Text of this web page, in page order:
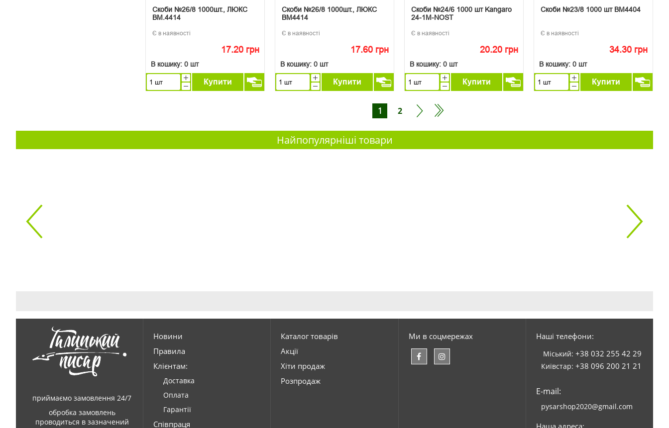
Скоби №26/8 1000шт., ЛЮКС
BM.4414
Є в наявності
17.20 грн
В кошику: 0 шт
Купити
Скоби №26/8 1000шт., ЛЮКС
ВМ4414
Є в наявності
17.60 грн
В кошику: 0 шт
Купити
Скоби №24/6 1000 шт Kangaro
24-1M-NOST
Є в наявності
20.20 грн
В кошику: 0 шт
Купити
Скоби №23/8 1000 шт ВМ4404
Є в наявності
34.30 грн
В кошику: 0 шт
Купити
1 2
Найпопулярніші товари
приймаємо замовлення 24/7
обробка замовлень
проводиться в зазначений
Новини
Правила
Клієнтам:
Доставка
Оплата
Гарантії
Співпраця
Каталог товарів
Акції
Хіти продаж
Розпродаж
Ми в соцмережах Наші телефони:
Міський: +38 032 255 42 29
Київстар: +38 096 200 21 21
E-mail:
pysarshop2020@gmail.com
Наша адреса: